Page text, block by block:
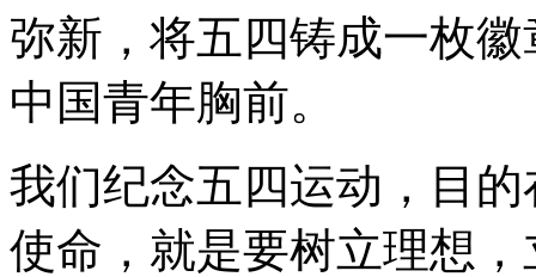
弥新，将五四铸成一枚
中国青年胸前。
我们纪念五四运动，目
使命，就是要树立理想